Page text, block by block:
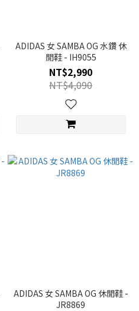
ADIDAS 女 SAMBA OG 水鑽 休
閒鞋 - IH9055
NT$2,990
NT$4,090
ADIDAS 女 SAMBA OG 休閒鞋 -
JR8869